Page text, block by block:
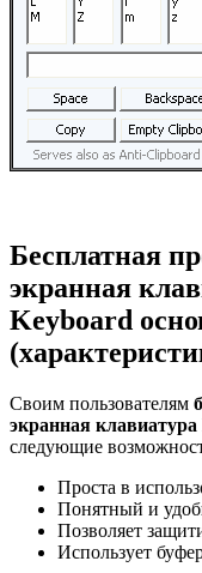
Бесплатная
экранная
Keyboard
Своим пользователям
экранная
следующие
Проста в
Понятный и
Позволяет
Использует